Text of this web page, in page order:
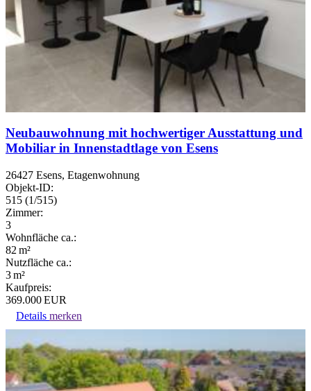
Neubauwohnung mit hochwertiger Ausstattung und
Mobiliar in Innenstadtlage von Esens
26427 Esens, Etagenwohnung
Objekt-ID:
515 (1/515)
Zimmer:
3
Wohnfläche ca.:
82 m²
Nutzfläche ca.:
3 m²
Kaufpreis:
369.000 EUR
Details merken